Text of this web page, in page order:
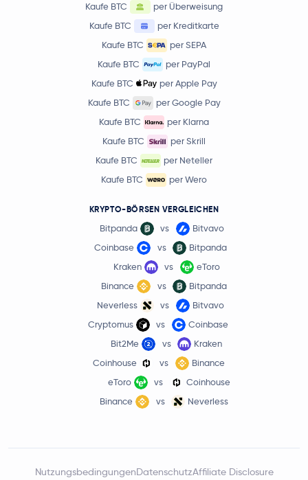
Kaufe BTC
per Überweisung
Kaufe BTC
per Kreditkarte
Kaufe BTC
per SEPA
Kaufe BTC
per PayPal
Kaufe BTC
per Apple Pay
Kaufe BTC
per Google Pay
Kaufe BTC
per Klarna
Kaufe BTC
per Skrill
Kaufe BTC
per Neteller
Kaufe BTC
per Wero
KRYPTO-BÖRSEN VERGLEICHEN
Bitpanda vs
Bitvavo
Coinbase
vs
Bitpanda
Kraken
vs
eToro
Binance
vs
Bitpanda
Neverless
vs
Bitvavo
Cryptomus
vs
Coinbase
Bit2Me
vs
Kraken
Coinhouse
vs
Binance
eToro
vs
Coinhouse
Binance
vs Neverless
NutzungsbedingungenDatenschutzAffiliate Disclosure